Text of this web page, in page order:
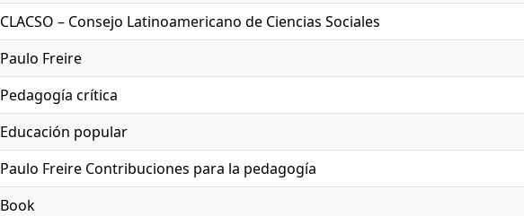
CLACSO – Consejo Latinoamericano de Ciencias Sociales
Paulo Freire
Pedagogía crítica
Educación popular
Paulo Freire Contribuciones para la pedagogía
Book